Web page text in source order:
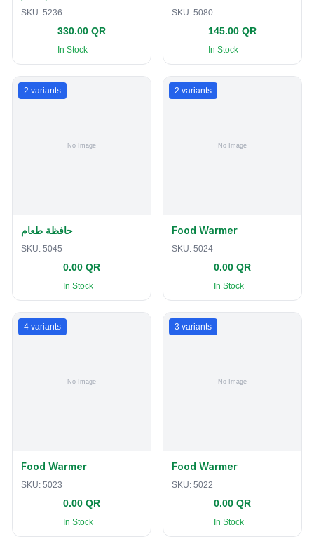
SKU: 5236
330.00 QR
In Stock
SKU: 5080
145.00 QR
In Stock
2 variants
حافظة طعام
SKU: 5045
0.00 QR
In Stock
2 variants
Food Warmer
SKU: 5024
0.00 QR
In Stock
4 variants
Food Warmer
SKU: 5023
0.00 QR
In Stock
3 variants
Food Warmer
SKU: 5022
0.00 QR
In Stock